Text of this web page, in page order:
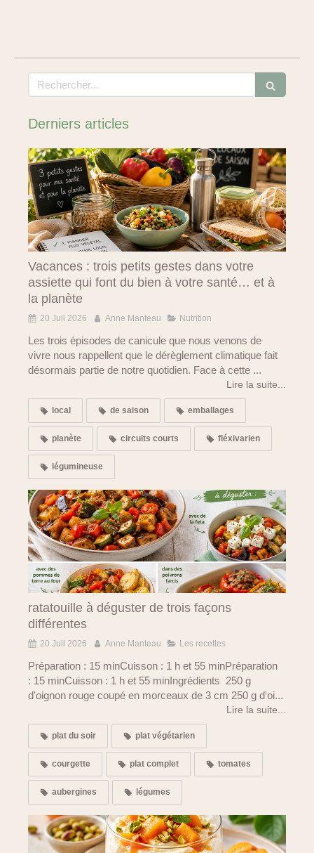
Rechercher
Derniers articles
Vacances : trois petits gestes dans votre
assiette qui font du bien à votre santé… et à
la planète
20 Juil 2026 Anne Manteau Nutrition
Les trois épisodes de canicule que nous venons de
vivre nous rappellent que le dérèglement climatique fait
désormais partie de notre quotidien. Face à cette ...
Lire la suite...
local de saison emballages
planète circuits courts fléxivarien
légumineuse
ratatouille à déguster de trois façons
différentes
20 Juil 2026 Anne Manteau Les recettes
Préparation : 15 minCuisson : 1 h et 55 minPréparation
: 15 minCuisson : 1 h et 55 minIngrédients 250 g
d'oignon rouge coupé en morceaux de 3 cm 250 g d'oi...
Lire la suite...
plat du soir plat végétarien
courgette plat complet tomates
aubergines légumes